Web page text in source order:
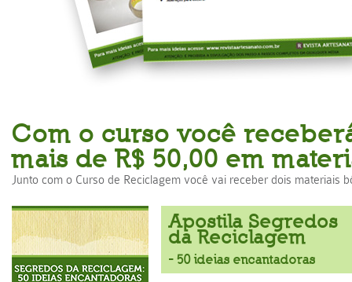
Com o curso você
mais de R$ 50,00 em
Junto com o Curso de Reciclagem você vai receber dois materiais
Apostila Segredos
da Reciclagem
- 50 ideias encantadoras